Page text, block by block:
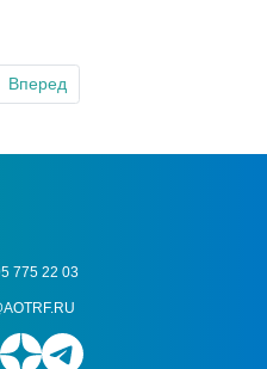
Вперед
775 22 03